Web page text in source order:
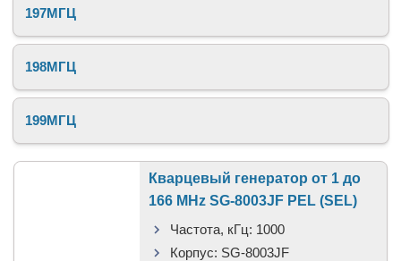
197МГЦ
198МГЦ
199МГЦ
Кварцевый генератор от 1 до
166 MHz SG-8003JF PEL (SEL)
Частота, кГц: 1000
Корпус: SG-8003JF